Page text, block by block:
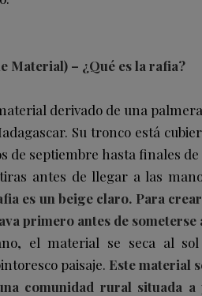
Material) – ¿Qué es la rafia?
derivado de una
Su tronco está
de septiembre hasta finales
antes de llegar a las
es un beige claro. Para
primero antes de
el material se seca al
paisaje. Este material
comunidad rural situada